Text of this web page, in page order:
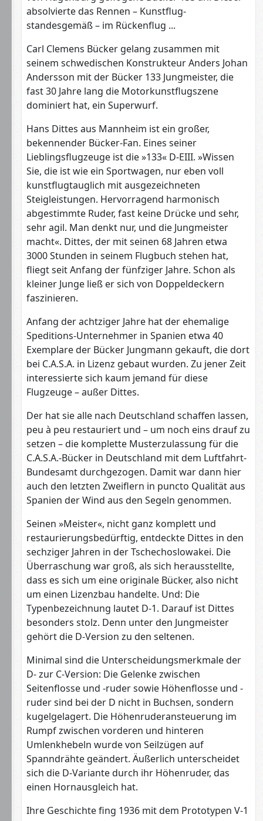
absolvierte das Rennen – Kunstflug-
standesgemäß – im Rückenflug ...
Carl Clemens Bücker gelang zusammen mit
seinem schwedischen Konstrukteur Anders Johan
Andersson mit der Bücker 133 Jungmeister, die
fast 30 Jahre lang die Motorkunstflugszene
dominiert hat, ein Superwurf.
Hans Dittes aus Mannheim ist ein großer,
bekennender Bücker-Fan. Eines seiner
Lieblingsflugzeuge ist die »133« D-EIII. »Wissen
Sie, die ist wie ein Sportwagen, nur eben voll
kunstflugtauglich mit ausgezeichneten
Steigleistungen. Hervorragend harmonisch
abgestimmte Ruder, fast keine Drücke und sehr,
sehr agil. Man denkt nur, und die Jungmeister
macht«. Dittes, der mit seinen 68 Jahren etwa
3000 Stunden in seinem Flugbuch stehen hat,
fliegt seit Anfang der fünfziger Jahre. Schon als
kleiner Junge ließ er sich von Doppeldeckern
faszinieren.
Anfang der achtziger Jahre hat der ehemalige
Speditions-Unternehmer in Spanien etwa 40
Exemplare der Bücker Jungmann gekauft, die dort
bei C.A.S.A. in Lizenz gebaut wurden. Zu jener Zeit
interessierte sich kaum jemand für diese
Flugzeuge – außer Dittes.
Der hat sie alle nach Deutschland schaffen lassen,
peu à peu restauriert und – um noch eins drauf zu
setzen – die komplette Musterzulassung für die
C.A.S.A.-Bücker in Deutschland mit dem Luftfahrt-
Bundesamt durchgezogen. Damit war dann hier
auch den letzten Zweiflern in puncto Qualität aus
Spanien der Wind aus den Segeln genommen.
Seinen »Meister«, nicht ganz komplett und
restaurierungsbedürftig, entdeckte Dittes in den
sechziger Jahren in der Tschechoslowakei. Die
Überraschung war groß, als sich herausstellte,
dass es sich um eine originale Bücker, also nicht
um einen Lizenzbau handelte. Und: Die
Typenbezeichnung lautet D-1. Darauf ist Dittes
besonders stolz. Denn unter den Jungmeister
gehört die D-Version zu den seltenen.
Minimal sind die Unterscheidungsmerkmale der
D- zur C-Version: Die Gelenke zwischen
Seitenflosse und -ruder sowie Höhenflosse und -
ruder sind bei der D nicht in Buchsen, sondern
kugelgelagert. Die Höhenruderansteuerung im
Rumpf zwischen vorderen und hinteren
Umlenkhebeln wurde von Seilzügen auf
Spanndrähte geändert. Äußerlich unterscheidet
sich die D-Variante durch ihr Höhenruder, das
einen Hornausgleich hat.
Ihre Geschichte fing 1936 mit dem Prototypen V-1